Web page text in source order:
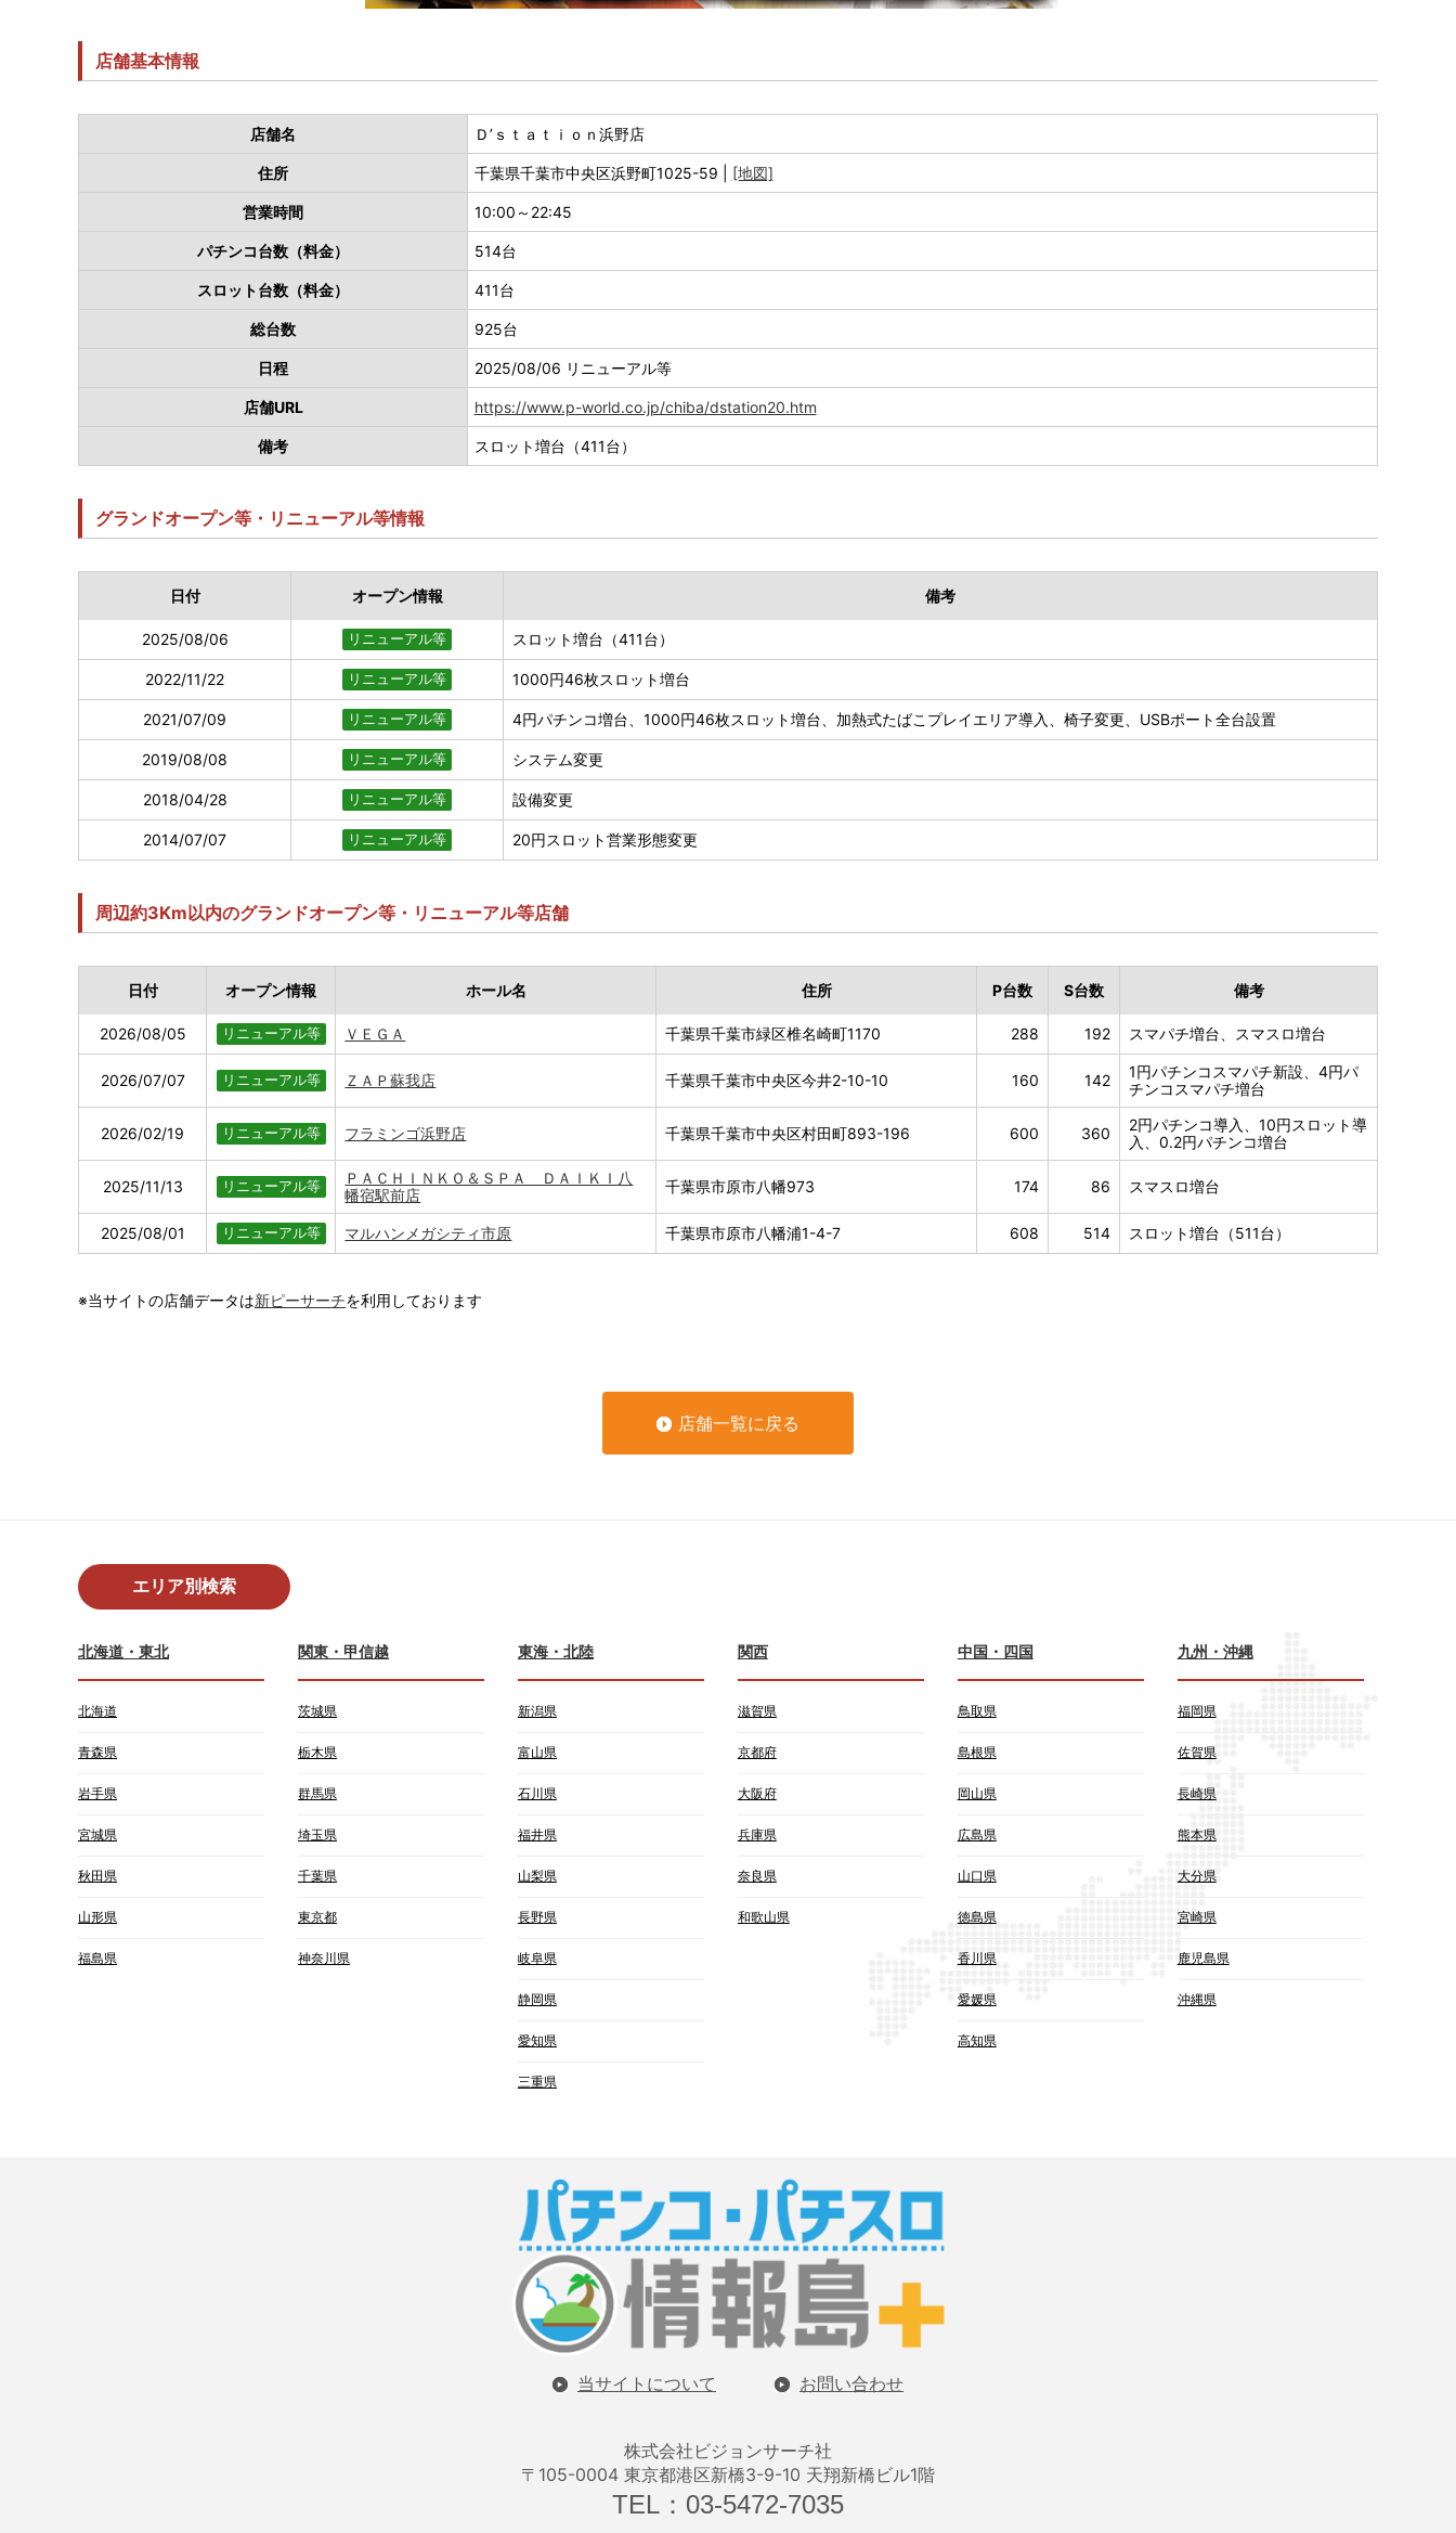
店舗基本情報
店舗名 Ｄ’ｓｔａｔｉｏｎ浜野店
住所 千葉県千葉市中央区浜野町1025-59 | [地図]
営業時間 10:00～22:45
パチンコ台数（料金） 514台
スロット台数（料金） 411台
総台数 925台
日程 2025/08/06 リニューアル等
店舗URL https://www.p-world.co.jp/chiba/dstation20.htm
備考 スロット増台（411台）
グランドオープン等・リニューアル等情報
日付 オープン情報 備考
2025/08/06 リニューアル等 スロット増台（411台）
2022/11/22 リニューアル等 1000円46枚スロット増台
2021/07/09 リニューアル等 4円パチンコ増台、1000円46枚スロット増台、加熱式たばこプレイエリア導入、椅子変更、USBポート全台設置
2019/08/08 リニューアル等 システム変更
2018/04/28 リニューアル等 設備変更
2014/07/07 リニューアル等 20円スロット営業形態変更
周辺約3Km以内のグランドオープン等・リニューアル等店舗
日付 オープン情報 ホール名 住所 P台数 S台数 備考
2026/08/05 リニューアル等 ＶＥＧＡ 千葉県千葉市緑区椎名崎町1170 288 192 スマパチ増台、スマスロ増台
2026/07/07 リニューアル等 ＺＡＰ蘇我店 千葉県千葉市中央区今井2-10-10 160 142
1円パチンコスマパチ新設、4円パ
チンコスマパチ増台
2026/02/19 リニューアル等 フラミンゴ浜野店 千葉県千葉市中央区村田町893-196 600 360
2円パチンコ導入、10円スロット導
入、0.2円パチンコ増台
2025/11/13 リニューアル等
ＰＡＣＨＩＮＫＯ＆ＳＰＡ ＤＡＩＫＩ八
幡宿駅前店
千葉県市原市八幡973 174 86 スマスロ増台
2025/08/01 リニューアル等 マルハンメガシティ市原 千葉県市原市八幡浦1-4-7 608 514 スロット増台（511台）
※当サイトの店舗データは新ピーサーチを利用しております
店舗一覧に戻る
エリア別検索
北海道・東北
北海道
青森県
岩手県
宮城県
秋田県
山形県
福島県
関東・甲信越
茨城県
栃木県
群馬県
埼玉県
千葉県
東京都
神奈川県
東海・北陸
新潟県
富山県
石川県
福井県
山梨県
長野県
岐阜県
静岡県
愛知県
三重県
関西
滋賀県
京都府
大阪府
兵庫県
奈良県
和歌山県
中国・四国
鳥取県
島根県
岡山県
広島県
山口県
徳島県
香川県
愛媛県
高知県
九州・沖縄
福岡県
佐賀県
長崎県
熊本県
大分県
宮崎県
鹿児島県
沖縄県
当サイトについて お問い合わせ
株式会社ビジョンサーチ社
〒105-0004 東京都港区新橋3-9-10 天翔新橋ビル1階
TEL：03-5472-7035